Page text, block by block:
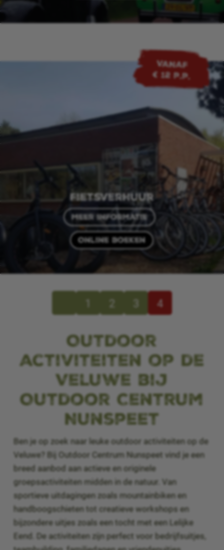
Fietsverhuur
Meer informatie
Online boeken
VANAF
€ 12 p.p.
1 2 3 4
Outdoor
activiteiten op de
Veluwe bij
Outdoor Centrum
Nunspeet
Ben je op zoek naar leuke outdoor activiteiten op de
Veluwe? Bij Outdoor Centrum Nunspeet vind je een
breed aanbod aan actieve en originele
groepsactiviteiten midden in de natuur. Van
sportieve uitdagingen zoals mountainbiken en
handboogschieten tot creatieve workshops en
bijzondere uitjes zoals een tocht met een Lelijke
Eend. De activiteiten zijn perfect voor bedrijfsuitjes,